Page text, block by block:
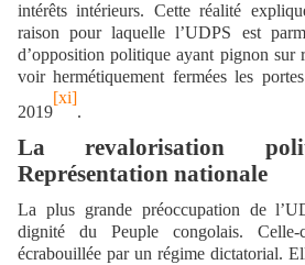
intérêts intérieurs. Cette réalité
raison pour laquelle l’UDPS est
d’opposition politique ayant pignon sur
voir hermétiquement fermées les
2019
[xi]
.
La revalorisation
Représentation nationale
La plus grande préoccupation de
dignité du Peuple congolais.
écrabouillée par un régime dictatorial.